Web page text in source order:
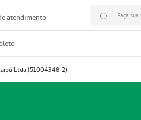
atendimento Faça sua
Ltda (51004348-2)